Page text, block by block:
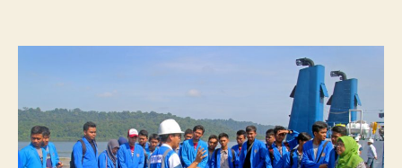
Jurusan
Wijaya
Kusuma
Purwokerto